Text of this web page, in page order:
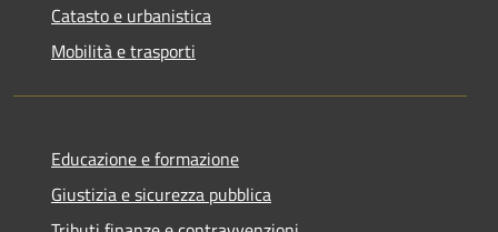
Catasto e urbanistica
Mobilità e trasporti
Educazione e formazione
Giustizia e sicurezza pubblica